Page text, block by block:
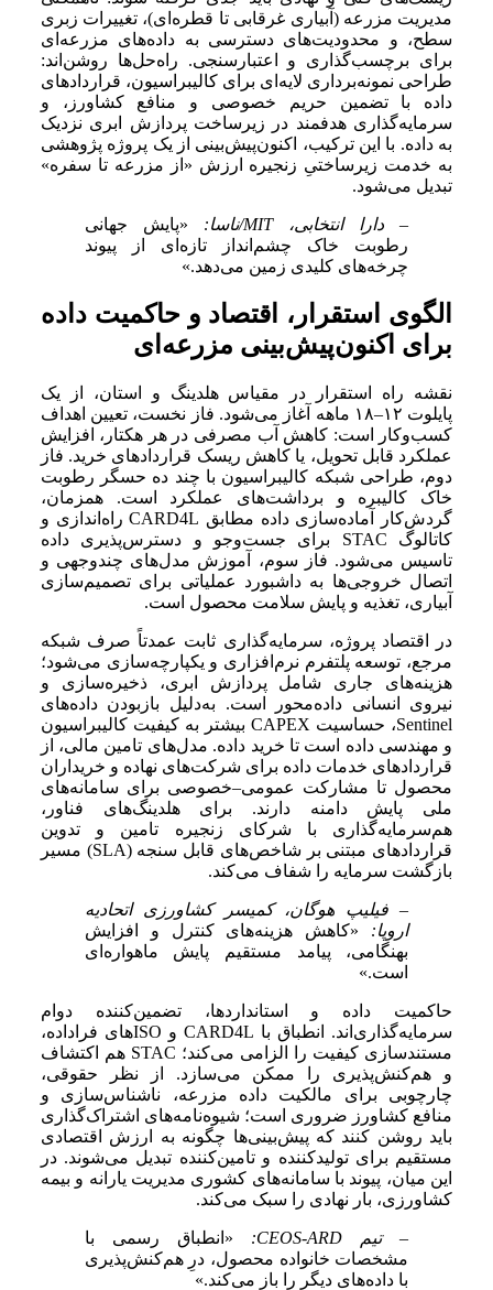
مدیریت مزرعه (آبیاری غرقابی تا قطره‌ای)، تغییرات زبری
سطح، و محدودیت‌های دسترسی به داده‌های مزرعه‌ای
برای برچسب‌گذاری و اعتبارسنجی. راه‌حل‌ها روشن‌اند:
طراحی نمونه‌برداری لایه‌ای برای کالیبراسیون، قراردادهای
داده با تضمین حریم خصوصی و منافع کشاورز، و
سرمایه‌گذاری هدفمند در زیرساخت پردازش ابری نزدیک
به داده. با این ترکیب، اکنون‌پیش‌بینی از یک پروژه پژوهشی
به خدمت زیرساختیِ زنجیره ارزش «از مزرعه تا سفره»
تبدیل می‌شود.
– دارا انتخابی، MIT/ناسا:
«پایش جهانی
رطوبت خاک چشم‌انداز تازه‌ای از پیوند
چرخه‌های کلیدی زمین می‌دهد.»
الگوی استقرار، اقتصاد و حاکمیت داده
برای اکنون‌پیش‌بینی مزرعه‌ای
نقشه راه استقرار در مقیاس هلدینگ و استان، از یک
پایلوت ۱۲–۱۸ ماهه آغاز می‌شود. فاز نخست، تعیین اهداف
کسب‌وکار است: کاهش آب مصرفی در هر هکتار، افزایش
عملکرد قابل تحویل، یا کاهش ریسک قراردادهای خرید. فاز
دوم، طراحی شبکه کالیبراسیون با چند ده حسگر رطوبت
خاک کالیبره و برداشت‌های عملکرد است. همزمان،
گردش‌کار آماده‌سازی داده مطابق CARD4L راه‌اندازی و
کاتالوگ STAC برای جست‌وجو و دسترس‌پذیری داده
تاسیس می‌شود. فاز سوم، آموزش مدل‌های چندوجهی و
اتصال خروجی‌ها به داشبورد عملیاتی برای تصمیم‌سازی
آبیاری، تغذیه و پایش سلامت محصول است.
در اقتصاد پروژه، سرمایه‌گذاری ثابت عمدتاً صرف شبکه
مرجع، توسعه پلتفرم نرم‌افزاری و یکپارچه‌سازی می‌شود؛
هزینه‌های جاری شامل پردازش ابری، ذخیره‌سازی و
نیروی انسانی داده‌محور است. به‌دلیل بازبودن داده‌های
Sentinel، حساسیت CAPEX بیشتر به کیفیت کالیبراسیون
و مهندسی داده است تا خرید داده. مدل‌های تامین مالی، از
قراردادهای خدمات داده برای شرکت‌های نهاده و خریداران
محصول تا مشارکت عمومی–خصوصی برای سامانه‌های
ملی پایش دامنه دارند. برای هلدینگ‌های فناور،
هم‌سرمایه‌گذاری با شرکای زنجیره تامین و تدوین
قراردادهای مبتنی بر شاخص‌های قابل سنجه (SLA) مسیر
بازگشت سرمایه را شفاف می‌کند.
– فیلیپ هوگان، کمیسر کشاورزی اتحادیه
اروپا: «کاهش هزینه‌های کنترل و افزایش
بهنگامی، پیامد مستقیم پایش ماهواره‌ای
است.»
حاکمیت داده و استانداردها، تضمین‌کننده دوام
سرمایه‌گذاری‌اند. انطباق با CARD4L و ISOهای فراداده،
مستندسازی کیفیت را الزامی می‌کند؛ STAC هم اکتشاف
و هم‌کنش‌پذیری را ممکن می‌سازد. از نظر حقوقی،
چارچوبی برای مالکیت داده مزرعه، ناشناس‌سازی و
منافع کشاورز ضروری است؛ شیوه‌نامه‌های اشتراک‌گذاری
باید روشن کنند که پیش‌بینی‌ها چگونه به ارزش اقتصادی
مستقیم برای تولیدکننده و تامین‌کننده تبدیل می‌شوند. در
این میان، پیوند با سامانه‌های کشوری مدیریت یارانه و بیمه
کشاورزی، بار نهادی را سبک می‌کند.
– تیم CEOS-ARD:
«انطباق رسمی با
مشخصات خانواده محصول، درِ هم‌کنش‌پذیری
با داده‌های دیگر را باز می‌کند.»